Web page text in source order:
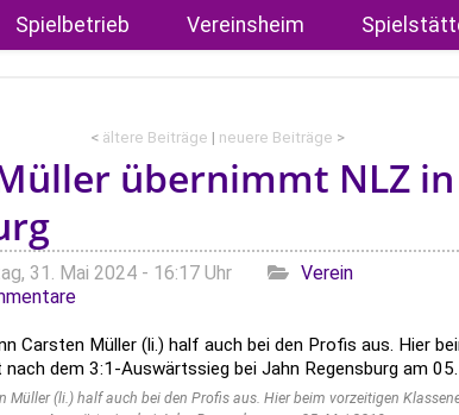
Spielbetrieb Vereinsheim
< ältere Beiträge | neuere Beiträge >
übernimmt NLZ in
31. Mai 2024 - 16:17 Uhr Kategorien
Verein
Müller (li.) half auch bei den Profis aus. Hier beim vorzeitigen